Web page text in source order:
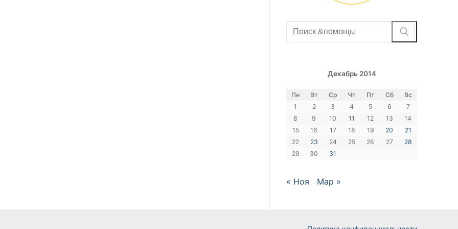
Найти:
Декабрь 2014
Пн Вт Ср Чт Пт Сб
Вс
1
2 3 4 5 6
7
8
9 10 11 12 13
14
15
16 17 18 19 20
21
22
23 24 25 26 27
28
29
30 31
« Ноя Мар »